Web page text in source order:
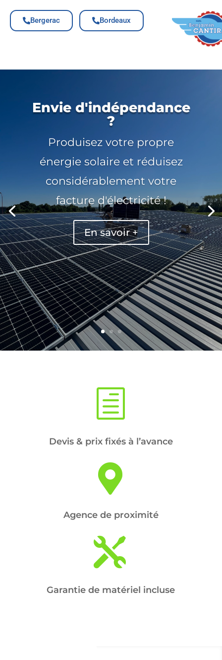
Bergerac Bordeaux
Envie d'indépendance
?
Produisez votre propre
énergie solaire et réduisez
considérablement votre
facture d'électricité !
En savoir +
h
Devis & prix fixés à l’avance

Agence de proximité

Garantie de matériel incluse